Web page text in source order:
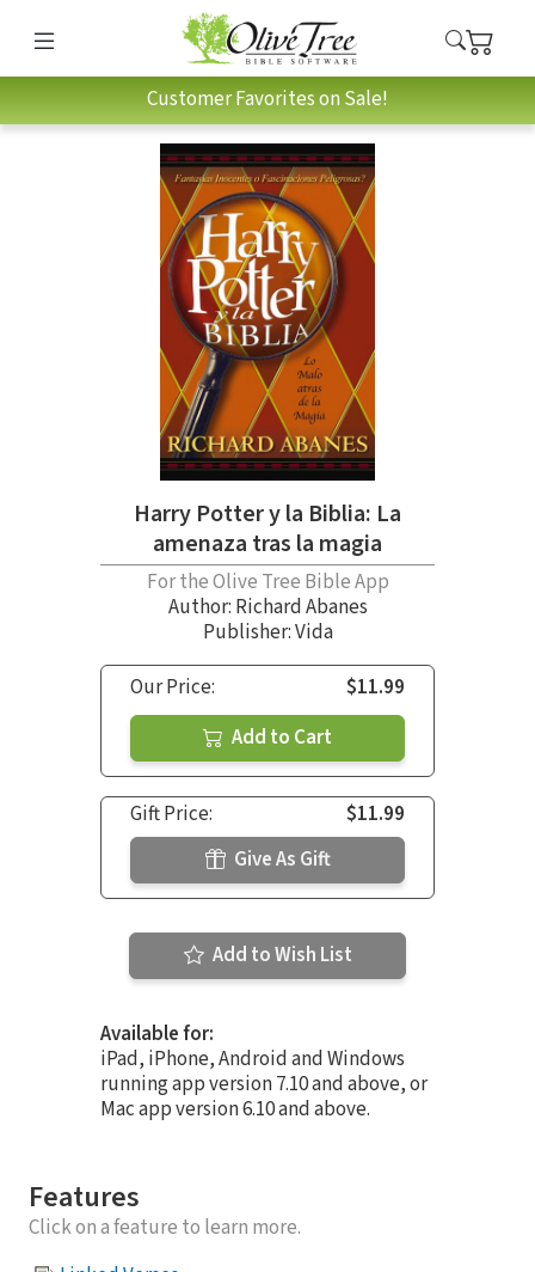
Customer Favorites on Sale!
Harry Potter y la Biblia: La
amenaza tras la magia
For the Olive Tree Bible App
Author: Richard Abanes
Publisher: Vida
Our Price:
$11.99
Add to Cart
Gift Price:
$11.99
Give As Gift
Add to Wish List
Available for:
iPad, iPhone, Android and Windows
running app version 7.10 and above, or
Mac app version 6.10 and above.
Features
Click on a feature to learn more.